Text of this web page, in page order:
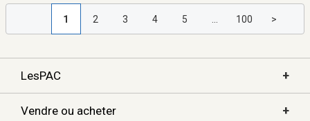
1 2 3 4 5 100 >
LesPAC +
Vendre ou acheter +